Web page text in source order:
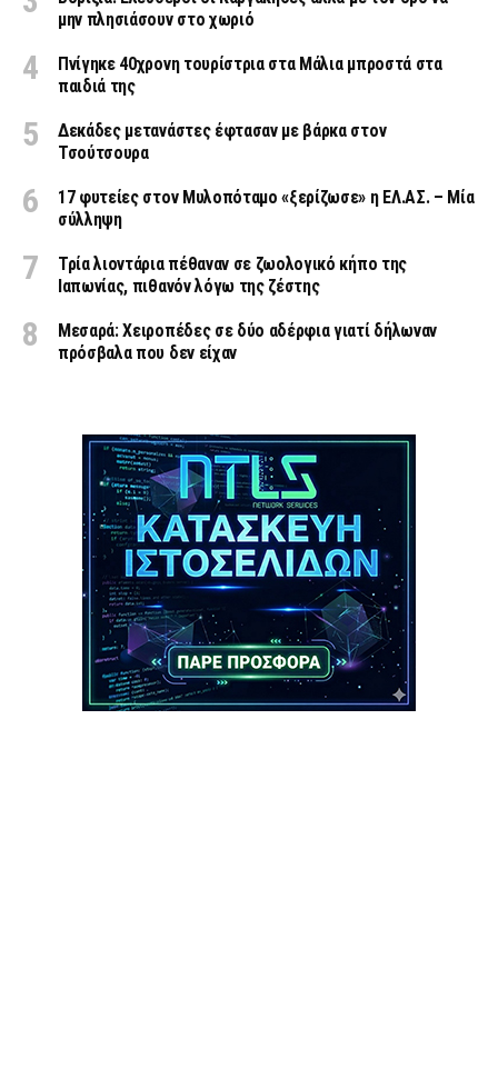
μην πλησιάσουν στο χωριό
Πνίγηκε 40χρονη τουρίστρια στα Μάλια μπροστά στα
παιδιά της
Δεκάδες μετανάστες έφτασαν με βάρκα στον
Τσούτσουρα
17 φυτείες στον Μυλοπόταμο «ξερίζωσε» η ΕΛ.ΑΣ. – Μία
σύλληψη
Τρία λιοντάρια πέθαναν σε ζωολογικό κήπο της
Ιαπωνίας, πιθανόν λόγω της ζέστης
Μεσαρά: Χειροπέδες σε δύο αδέρφια γιατί δήλωναν
πρόσβαλα που δεν είχαν